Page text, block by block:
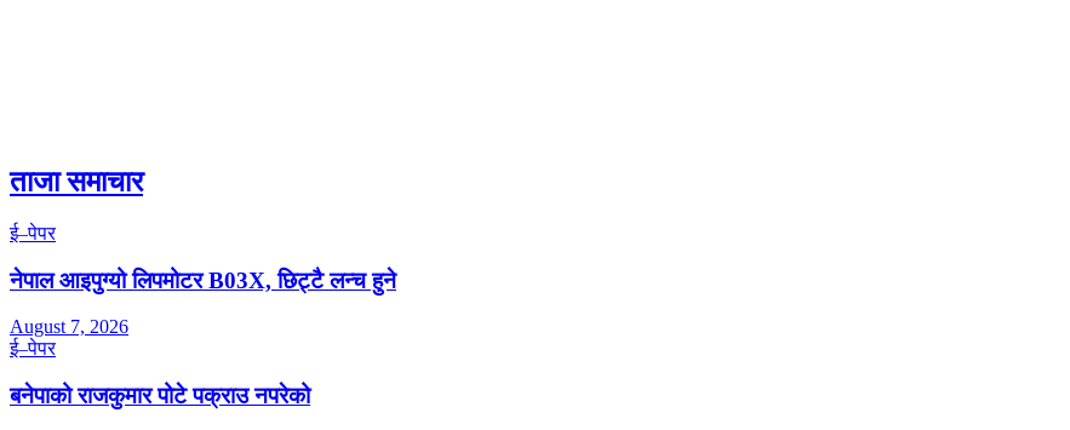
ताजा समाचार
ई–पेपर
नेपाल आइपुग्यो लिपमोटर B03X, छिट्टै लन्च हुने
August 7, 2026
ई–पेपर
बनेपाको राजकुमार पोटे पक्राउ नपरेको